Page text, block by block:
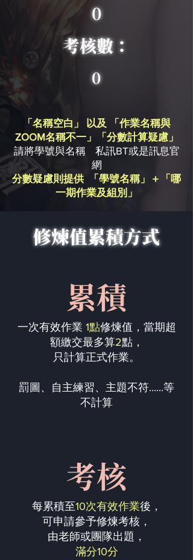
0
考核數：
0
「名稱空白」 以及 「作業名稱與
ZOOM名稱不一」「分數計算疑慮」
請將學號與名稱 私訊BT或是訊息官
網
分數疑慮則提供 「學號名稱」＋「哪
一期作業及組別」
修煉值累積方式
累積
一次有效作業 1點修煉值，當期超
額繳交最多算2點，
只計算正式作業。
罰圖、自主練習、主題不符......等
不計算
考核
每累積至10次有效作業後，
可申請參予修煉考核，
由老師或團隊出題，
滿分10分